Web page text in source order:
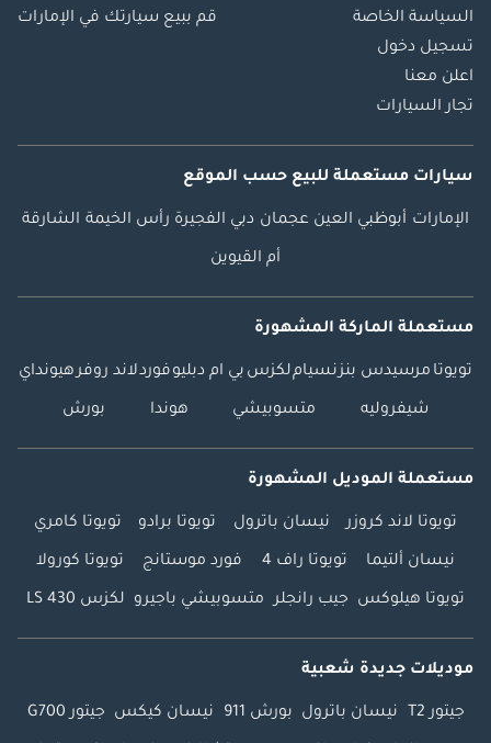
السياسة الخاصة
تسجيل دخول
اعلن معنا
تجار السيارات
قم ببيع سيارتك في الإمارات
سيارات مستعملة للبيع حسب الموقع
الإمارات أبوظبي العين عجمان دبي الفجيرة رأس الخيمة الشارقة
أم القيوين
مستعملة الماركة المشهورة
تويوتا مرسيدس بنزنسياملكزس بي ام دبليوفوردلاند روفرهيونداي
شيفروليه متسوبيشي هوندا بورش
مستعملة الموديل المشهورة
تويوتا لاند كروزر نيسان باترول تويوتا برادو تويوتا كامري
نيسان ألتيما تويوتا راف 4 فورد موستانج تويوتا كورولا
تويوتا هيلوكس جيب رانجلر متسوبيشي باجيرو لكزس LS 430
موديلات جديدة شعبية
جيتور T2 نيسان باترول بورش 911 نيسان كيكس جيتور G700